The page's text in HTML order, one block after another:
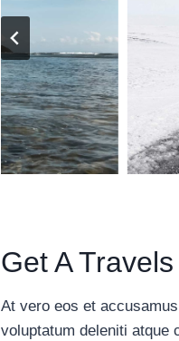
Get A
At vero eos et
voluptatum deleniti atque